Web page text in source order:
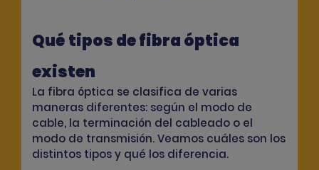
Qué tipos de fibra óptica
existen
La fibra óptica se clasifica de varias
maneras diferentes: según el modo de
cable, la terminación del cableado o el
modo de transmisión. Veamos cuáles son los
distintos tipos y qué los diferencia.